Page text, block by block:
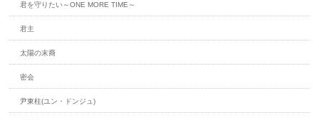
君を守りたい～ONE MORE TIME～
君主
太陽の末裔
密会
尹東柱(ユン・ドンジュ)